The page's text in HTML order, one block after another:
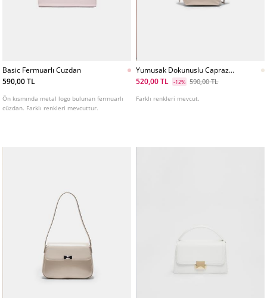
Basic Fermuarlı Cuzdan
590,00 TL
Ön kısmında metal logo bulunan fermuarlı
cüzdan. Farklı renkleri mevcuttur.
Yumusak Dokunuslu Capraz
Askılı Canta
520,00 TL -12% 590,00 TL
Farklı renkleri mevcut.